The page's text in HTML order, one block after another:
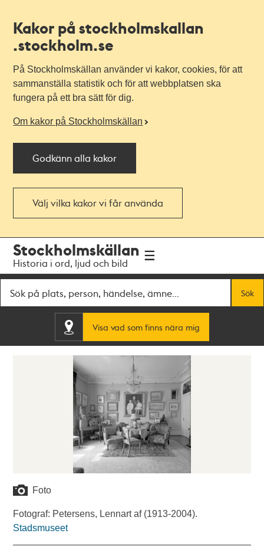
Kakor på stockholmskallan
.stockholm.se
På Stockholmskällan använder vi kakor, cookies, för att
sammanställa statistik och för att webbplatsen ska
fungera på ett bra sätt för dig.
Om kakor på Stockholmskällan
Godkänn alla kakor
Välj vilka kakor vi får använda
navigationen
huvudinnehållet
Stockholmskällan
Historia i ord, ljud och bild
Sök
Visa vad som finns nära mig
Foto
Fotograf: Petersens, Lennart af (1913-2004).
Stadsmuseet